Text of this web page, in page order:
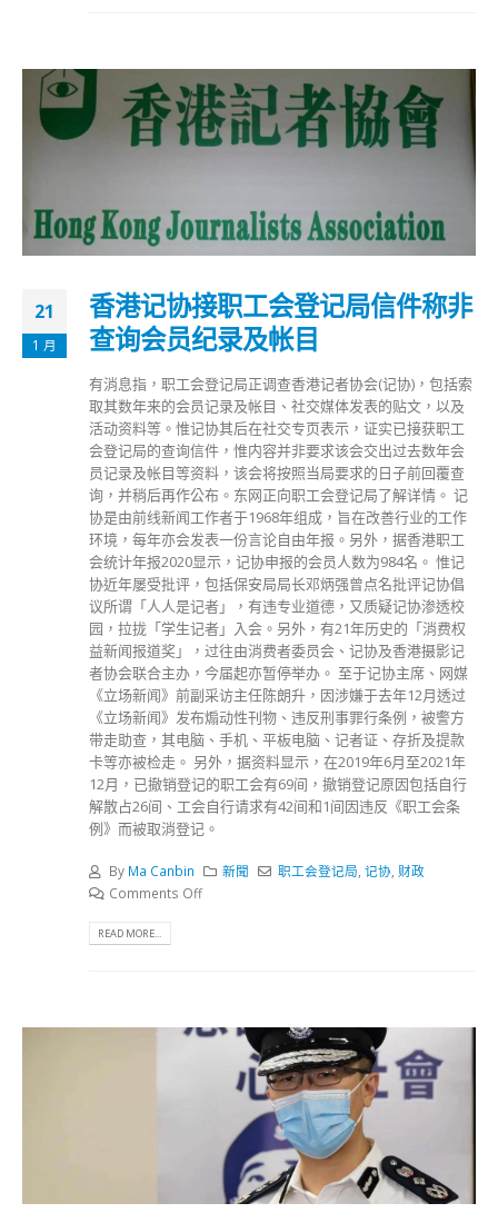
21
1 月
香港记协接职工会登记局信件称非
查询会员纪录及帐目
有消息指，职工会登记局正调查香港记者协会(记协)，包括索
取其数年来的会员记录及帐目、社交媒体发表的贴文，以及
活动资料等。惟记协其后在社交专页表示，证实已接获职工
会登记局的查询信件，惟内容并非要求该会交出过去数年会
员记录及帐目等资料，该会将按照当局要求的日子前回覆查
询，并稍后再作公布。东网正向职工会登记局了解详情。 记
协是由前线新闻工作者于1968年组成，旨在改善行业的工作
环境，每年亦会发表一份言论自由年报。另外，据香港职工
会统计年报2020显示，记协申报的会员人数为984名。 惟记
协近年屡受批评，包括保安局局长邓炳强曾点名批评记协倡
议所谓「人人是记者」，有违专业道德，又质疑记协渗透校
园，拉拢「学生记者」入会。另外，有21年历史的「消费权
益新闻报道奖」，过往由消费者委员会、记协及香港摄影记
者协会联合主办，今届起亦暂停举办。 至于记协主席、网媒
《立场新闻》前副采访主任陈朗升，因涉嫌于去年12月透过
《立场新闻》发布煽动性刊物、违反刑事罪行条例，被警方
带走助查，其电脑、手机、平板电脑、记者证、存折及提款
卡等亦被检走。 另外，据资料显示，在2019年6月至2021年
12月，已撤销登记的职工会有69间，撤销登记原因包括自行
解散占26间、工会自行请求有42间和1间因违反《职工会条
例》而被取消登记。
By Ma Canbin 新聞 职工会登记局 ,记协 财政
Comments Off
READ MORE...